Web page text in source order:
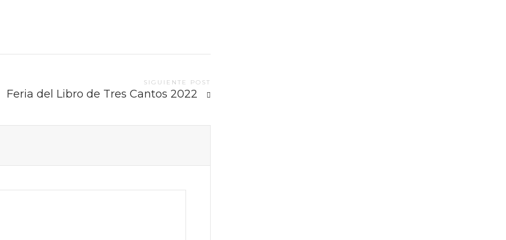
SIGUIENTE POST
Feria del Libro de Tres Cantos 2022